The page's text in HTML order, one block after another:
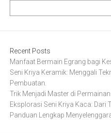
Recent Posts
Manfaat Bermain Egrang bagi
Seni Kriya Keramik: Menggali
Pembuatan.
Trik Menjadi Master di
Eksplorasi Seni Kriya Kaca: Dari
Panduan Lengkap